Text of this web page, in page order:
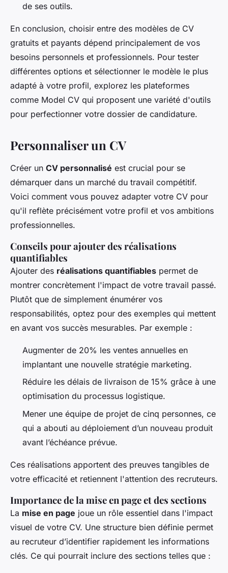
de ses outils.
En conclusion, choisir entre des modèles de CV
gratuits et payants dépend principalement de vos
besoins personnels et professionnels. Pour tester
différentes options et sélectionner le modèle le plus
adapté à votre profil, explorez les plateformes
comme Model CV qui proposent une variété d'outils
pour perfectionner votre dossier de candidature.
Personnaliser un CV
Créer un CV personnalisé est crucial pour se
démarquer dans un marché du travail compétitif.
Voici comment vous pouvez adapter votre CV pour
qu'il reflète précisément votre profil et vos ambitions
professionnelles.
Conseils pour ajouter des réalisations
quantifiables
Ajouter des réalisations quantifiables permet de
montrer concrètement l'impact de votre travail passé.
Plutôt que de simplement énumérer vos
responsabilités, optez pour des exemples qui mettent
en avant vos succès mesurables. Par exemple :
Augmenter de 20% les ventes annuelles en
implantant une nouvelle stratégie marketing.
Réduire les délais de livraison de 15% grâce à une
optimisation du processus logistique.
Mener une équipe de projet de cinq personnes, ce
qui a abouti au déploiement d’un nouveau produit
avant l’échéance prévue.
Ces réalisations apportent des preuves tangibles de
votre efficacité et retiennent l'attention des recruteurs.
Importance de la mise en page et des sections
La mise en page joue un rôle essentiel dans l'impact
visuel de votre CV. Une structure bien définie permet
au recruteur d’identifier rapidement les informations
clés. Ce qui pourrait inclure des sections telles que :